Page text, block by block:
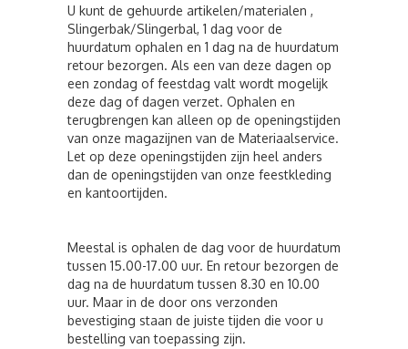
U kunt de gehuurde artikelen/materialen ,
Slingerbak/Slingerbal, 1 dag voor de
huurdatum ophalen en 1 dag na de huurdatum
retour bezorgen. Als een van deze dagen op
een zondag of feestdag valt wordt mogelijk
deze dag of dagen verzet. Ophalen en
terugbrengen kan alleen op de openingstijden
van onze magazijnen van de Materiaalservice.
Let op deze openingstijden zijn heel anders
dan de openingstijden van onze feestkleding
en kantoortijden.
Meestal is ophalen de dag voor de huurdatum
tussen 15.00-17.00 uur. En retour bezorgen de
dag na de huurdatum tussen 8.30 en 10.00
uur. Maar in de door ons verzonden
bevestiging staan de juiste tijden die voor u
bestelling van toepassing zijn.